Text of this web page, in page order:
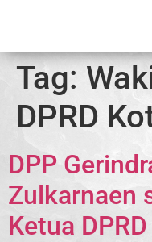
Tag:
DPRD
DPP
Zulkarnaen
Ketua